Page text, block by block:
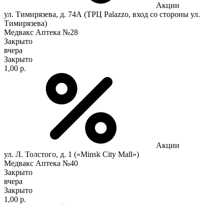
Акции
ул. Тимирязева, д. 74А (ТРЦ Palazzo, вход со стороны ул.
Тимирязева)
Медвакс Аптека №28
Закрыто
вчера
Закрыто
1,00 р.
Акции
ул. Л. Толстого, д. 1 («Minsk City Mall»)
Медвакс Аптека №40
Закрыто
вчера
Закрыто
1,00 р.